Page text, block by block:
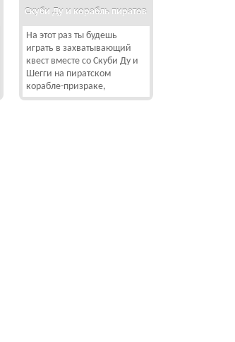
Скуби Ду и корабль пиратов
На этот раз ты будешь
играть в захватывающий
квест вместе со Скуби Ду и
Шегги на пиратском
корабле-призраке,